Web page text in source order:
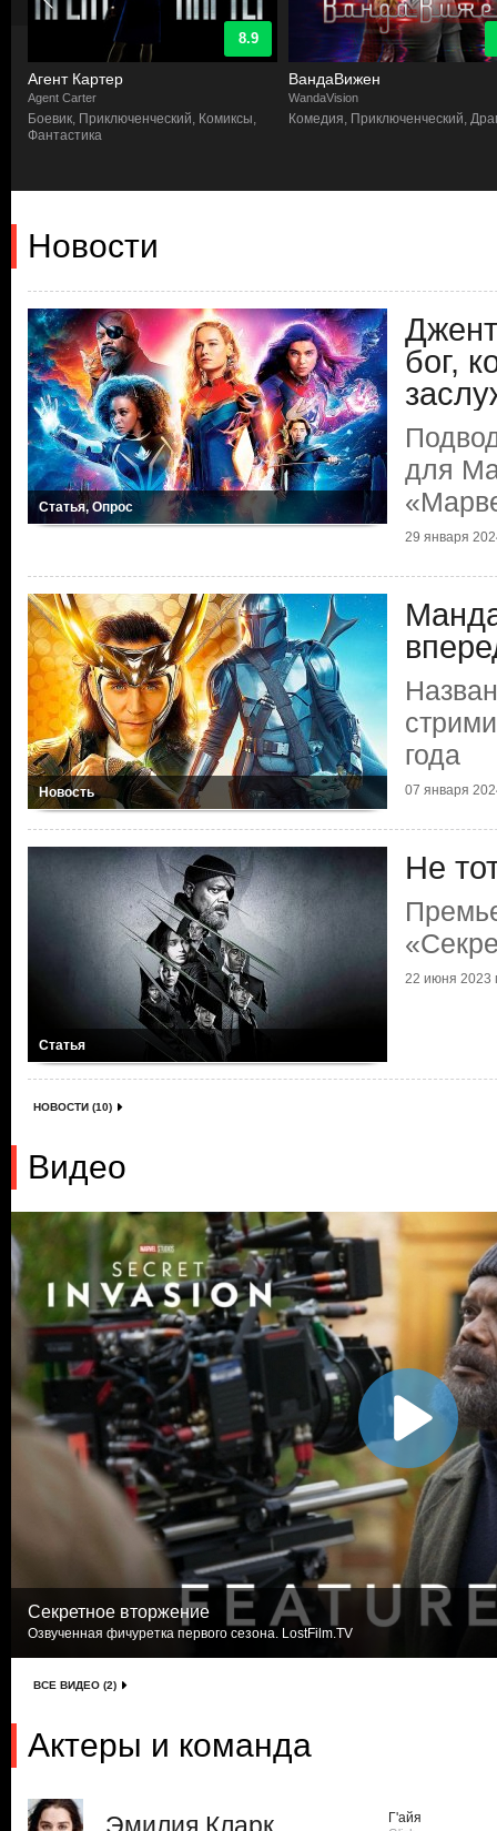
8.9
Агент Картер
Agent Carter
Боевик, Приключенческий, Комиксы,
Фантастика
ВандаВижен
WandaVision
Комедия, Приключенческий,
Новости
Статья, Опрос
бог,
для
29 января
Новость
года
07 января
Статья
Не
22 июня 2023
НОВОСТИ (10)
Видео
Секретное вторжение
Озвученная фичуретка первого сезона. LostFilm.TV
ВСЕ ВИДЕО (2)
Актеры и команда
Г'айя